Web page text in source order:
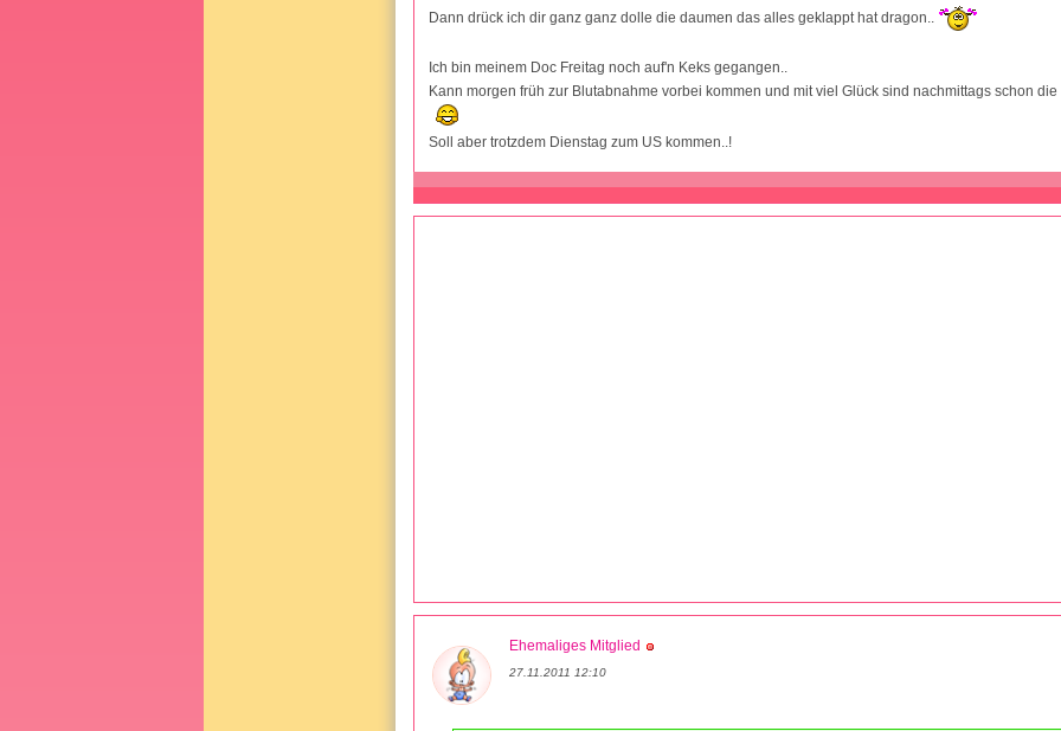
Dann drück ich dir ganz ganz dolle die daumen das alles geklappt hat dragon..
Ich bin meinem Doc Freitag noch auf'n Keks gegangen..
Kann morgen früh zur Blutabnahme vorbei kommen und mit viel Glück sind nachmittags schon
Soll aber trotzdem Dienstag zum US kommen..!
Ehemaliges Mitglied
27.11.2011 12:10